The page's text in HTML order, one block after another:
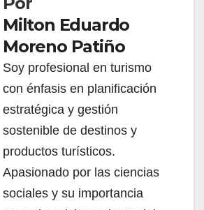
Milton Eduardo
Moreno Patiño
Soy profesional en turismo
con énfasis en planificación
estratégica y gestión
sostenible de destinos y
productos turísticos.
Apasionado por las ciencias
sociales y su importancia